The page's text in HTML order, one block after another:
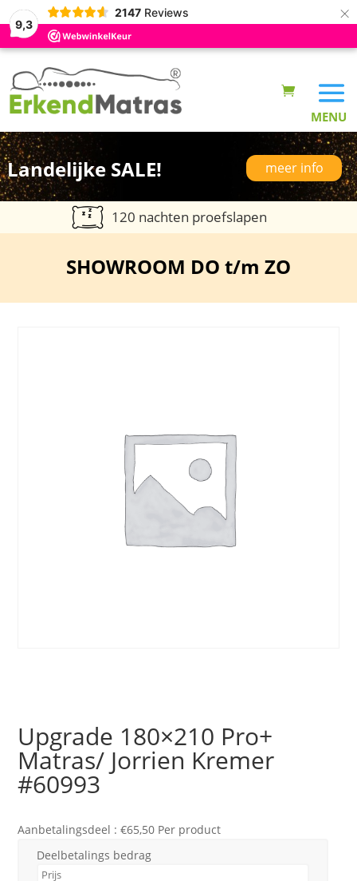
9,3
2147 Reviews ×
Landelijke SALE! meer info
120 nachten proefslapen
SHOWROOM DO t/m ZO
Upgrade 180×210 Pro+
Matras/ Jorrien Kremer
#60993
Aanbetalingsdeel :€65,50 Per product
Deelbetalings bedrag